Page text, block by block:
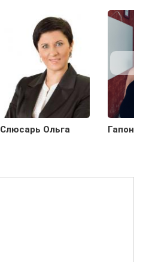
Слюсарь Ольга